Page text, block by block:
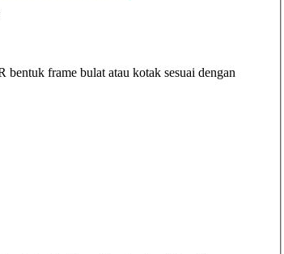
frame bulat atau kotak sesuai dengan